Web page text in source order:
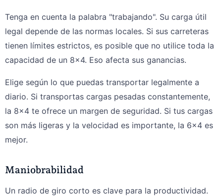
Tenga en cuenta la palabra "trabajando". Su carga útil
legal depende de las normas locales. Si sus carreteras
tienen límites estrictos, es posible que no utilice toda la
capacidad de un 8x4. Eso afecta sus ganancias.
Elige según lo que puedas transportar legalmente a
diario. Si transportas cargas pesadas constantemente,
la 8x4 te ofrece un margen de seguridad. Si tus cargas
son más ligeras y la velocidad es importante, la 6x4 es
mejor.
Maniobrabilidad
Un radio de giro corto es clave para la productividad.